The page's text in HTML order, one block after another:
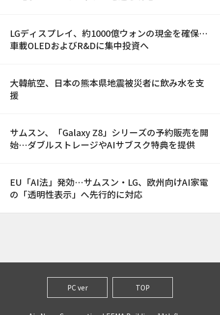
LGディスプレイ、約1000億ウォンの現金を確保…
車載OLEDおよびR&Dに集中投資へ
大韓航空、日本の熊本県地震被災者に飲み水を支
援
サムスン、「Galaxy Z8」シリーズの予約販売を開
始…ダブルストレージやAIサブスク特典を提供
EU「AI法」発効…サムスン・LG、欧州向けAI家電
の「透明性表示」へ先行的に対応
PC ver TOP